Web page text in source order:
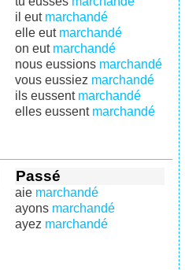
il eut marchandé
elle eut marchandé
on eut marchandé
nous eussions marchandé
vous eussiez marchandé
ils eussent marchandé
elles eussent marchandé
Passé
aie marchandé
ayons marchandé
ayez marchandé